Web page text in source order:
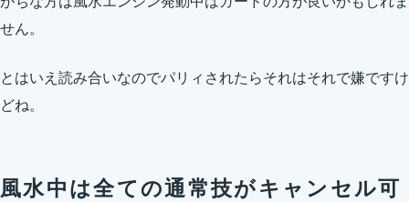
せん。
とはいえ読み合いなのでパリィされたらそれはそれで嫌ですけ
どね。
風水中は全ての通常技がキャンセル可